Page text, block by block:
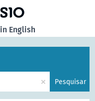
in English
× Pesquisar